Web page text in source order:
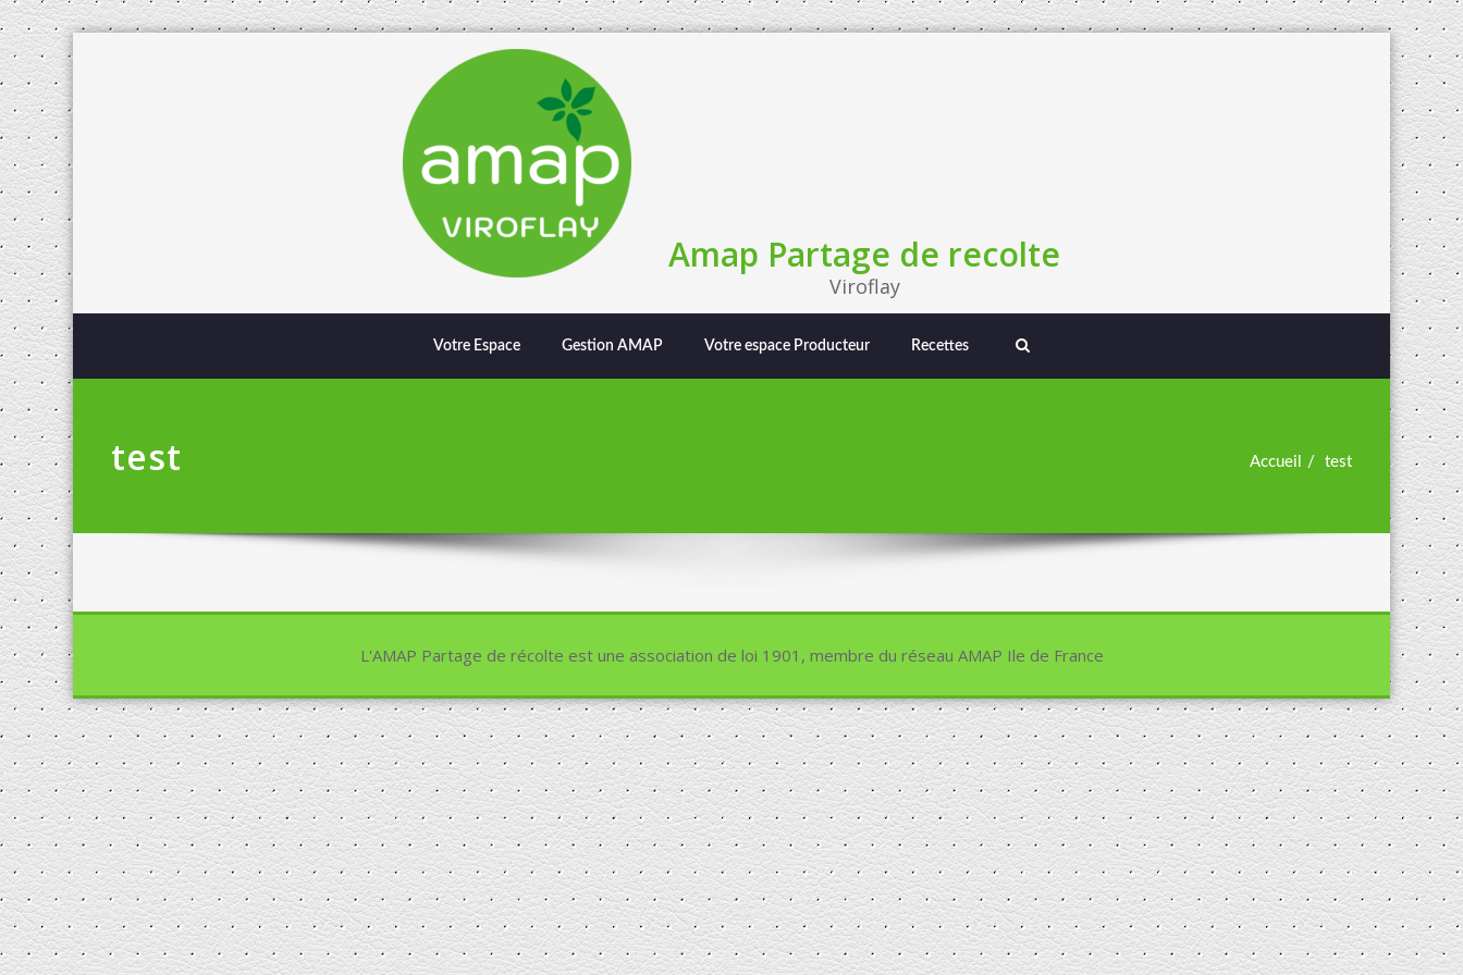
Amap Partage de recolte
Viroflay
Votre Espace Gestion AMAP Votre espace Producteur Recettes
test Accueil test
L'AMAP Partage de récolte est une association de loi 1901, membre du réseau AMAP Ile de France